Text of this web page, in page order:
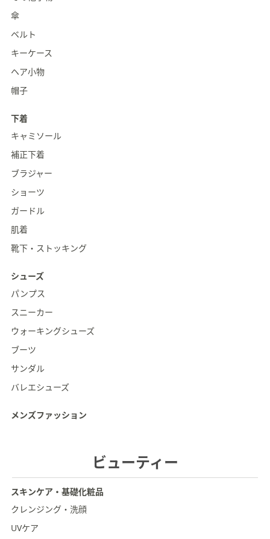
傘
ベルト
キーケース
ヘア小物
帽子
下着
キャミソール
補正下着
ブラジャー
ショーツ
ガードル
肌着
靴下・ストッキング
シューズ
パンプス
スニーカー
ウォーキングシューズ
ブーツ
サンダル
バレエシューズ
メンズファッション
ビューティー
スキンケア・基礎化粧品
クレンジング・洗顔
UVケア